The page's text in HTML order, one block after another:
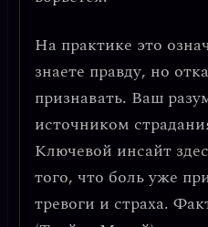
На практике это
знаете правду, но
признавать. Ваш
источником
Ключевой инсайт
того, что боль уже
тревоги и страха.